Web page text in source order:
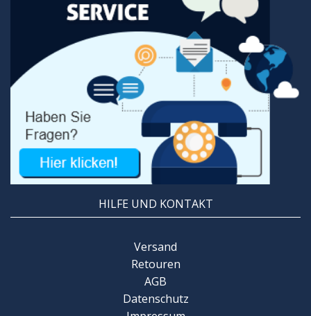
HILFE UND KONTAKT
Versand
Retouren
AGB
Datenschutz